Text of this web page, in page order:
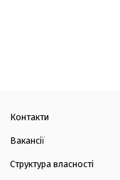
Контакти
Вакансії
Структура власності